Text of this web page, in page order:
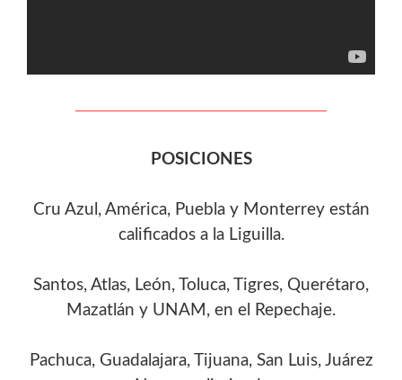
POSICIONES
Cru Azul, América, Puebla y Monterrey están
calificados a la Liguilla.
Santos, Atlas, León, Toluca, Tigres, Querétaro,
Mazatlán y UNAM, en el Repechaje.
Pachuca, Guadalajara, Tijuana, San Luis, Juárez